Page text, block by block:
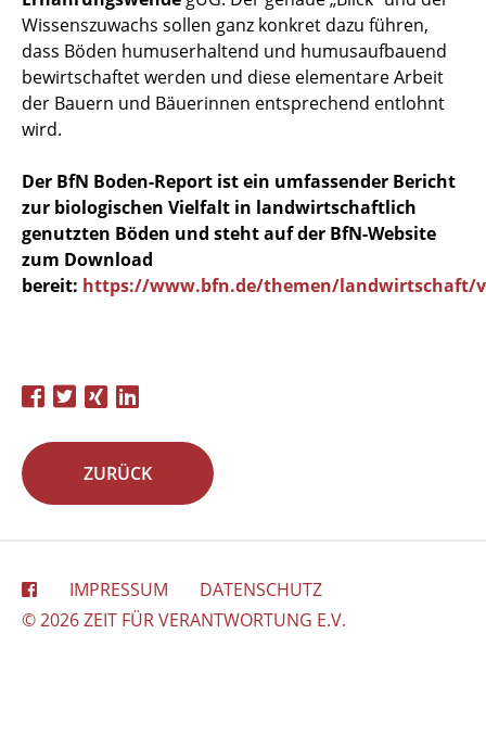
Wissenszuwachs sollen ganz konkret dazu führen,
dass Böden humuserhaltend und humusaufbauend
bewirtschaftet werden und diese elementare Arbeit
der Bauern und Bäuerinnen entsprechend entlohnt
wird.
Der BfN Boden-Report ist ein umfassender Bericht
zur biologischen Vielfalt in landwirtschaftlich
genutzten Böden und steht auf der BfN-Website
zum Download
bereit: https://www.bfn.de/themen/landwirtschaft/
ZURÜCK
IMPRESSUM
DATENSCHUTZ
© 2026 ZEIT FÜR VERANTWORTUNG E.V.